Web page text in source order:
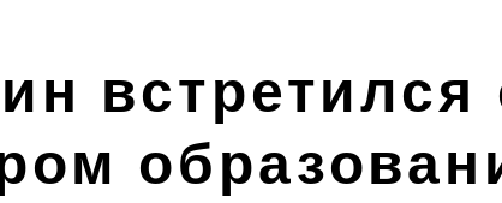
встретился